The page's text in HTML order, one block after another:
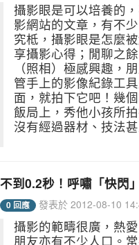
攝影眼是可以培養的
影網站的文章，有不
究柢，攝影眼是怎麼
享攝影心得；閒聊之
（照相）極感興趣，
管手上的影像紀錄工
面，就拍下它吧！幾
飯局上，秀他小孩所
沒有經過器材、技法
不到0.2秒！呼嘯「快閃
0 回應 發表於 2012-08-10
攝影的範疇很廣，熱
朋友亦有不少人口。